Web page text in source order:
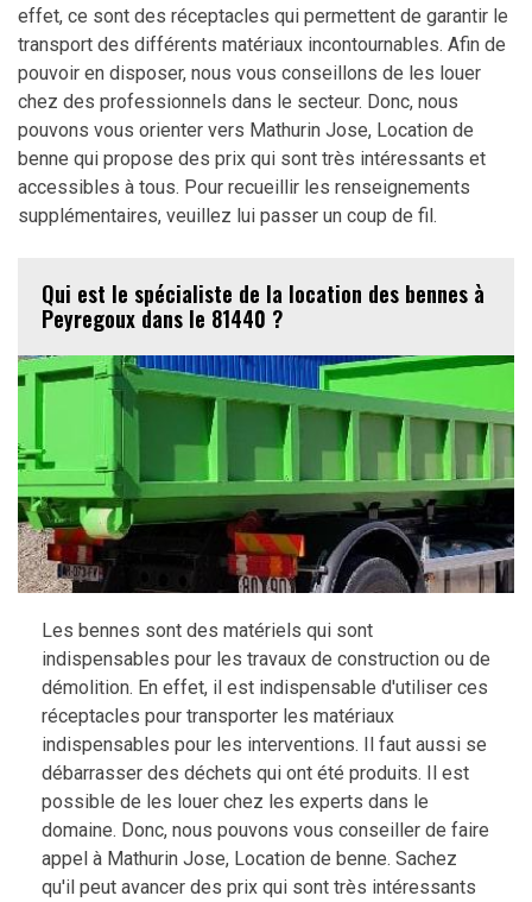
effet, ce sont des réceptacles qui permettent de garantir le
transport des différents matériaux incontournables. Afin de
pouvoir en disposer, nous vous conseillons de les louer
chez des professionnels dans le secteur. Donc, nous
pouvons vous orienter vers Mathurin Jose, Location de
benne qui propose des prix qui sont très intéressants et
accessibles à tous. Pour recueillir les renseignements
supplémentaires, veuillez lui passer un coup de fil.
Qui est le spécialiste de la location des bennes à
Peyregoux dans le 81440 ?
Les bennes sont des matériels qui sont
indispensables pour les travaux de construction ou de
démolition. En effet, il est indispensable d'utiliser ces
réceptacles pour transporter les matériaux
indispensables pour les interventions. Il faut aussi se
débarrasser des déchets qui ont été produits. Il est
possible de les louer chez les experts dans le
domaine. Donc, nous pouvons vous conseiller de faire
appel à Mathurin Jose, Location de benne. Sachez
qu'il peut avancer des prix qui sont très intéressants